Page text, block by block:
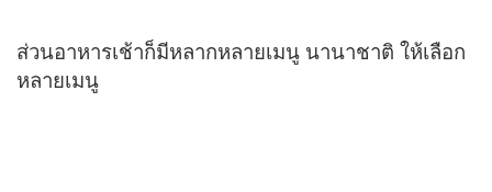
ส่วนอาหารเช้าก็มีหลากหลายเมนู นานาชาติ ให้เลือก
หลายเมนู